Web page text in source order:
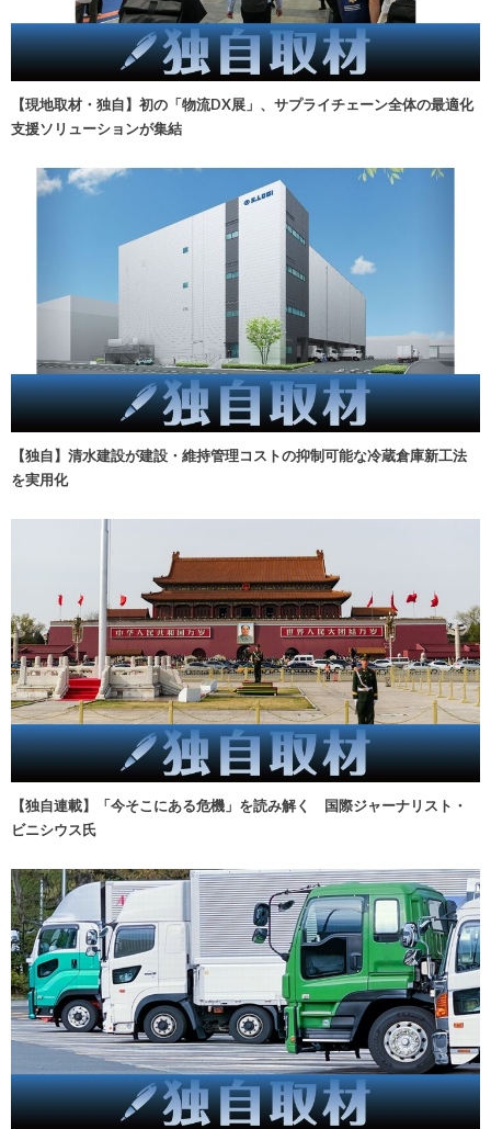
【現地取材・独自】初の「物流DX展」、サプライチェーン全体の最適化
支援ソリューションが集結
【独自】清水建設が建設・維持管理コストの抑制可能な冷蔵倉庫新工法
を実用化
【独自連載】「今そこにある危機」を読み解く 国際ジャーナリスト・
ビニシウス氏